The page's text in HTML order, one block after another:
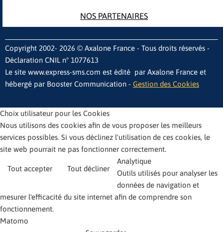
NOS PARTENAIRES
Copyright 2002- 2026 © Axalone France - Tous droits réservés -
Déclaration CNIL n° 1077613
Le site www.express-sms.com est édité par Axalone France et
hébergé par Booster Communication - Gestion des Cookies
Choix utilisateur pour les Cookies
Nous utilisons des cookies afin de vous proposer les meilleurs
services possibles. Si vous déclinez l'utilisation de ces cookies, le
site web pourrait ne pas fonctionner correctement.
Tout accepter Tout décliner
Analytique
Outils utilisés pour analyser les
données de navigation et
mesurer l'efficacité du site internet afin de comprendre son
fonctionnement.
Matomo